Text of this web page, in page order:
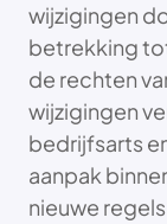
wijzigingen
betrekking
de rechten
wijzigingen
bedrijfsarts
aanpak
nieuwe